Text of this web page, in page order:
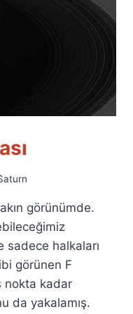
görünümde.
sadece halkaları
görünen F
nokta kadar
da yakalamış.